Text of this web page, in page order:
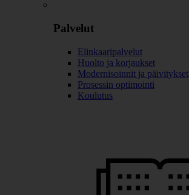
Palvelut
Elinkaaripalvelut
Huolto ja korjaukset
Modernisoinnit ja päivitykset
Prosessin optimointi
Koulutus